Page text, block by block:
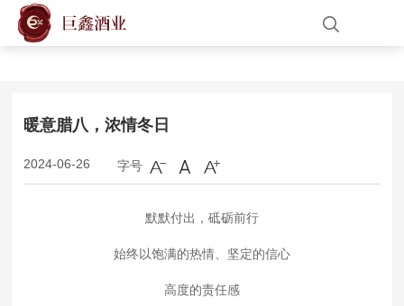
关于我们
产品展示
暖意腊八，浓情冬日
2024-06-26 字号
默默付出，砥砺前行
始终以饱满的热情、坚定的信心
高度的责任感